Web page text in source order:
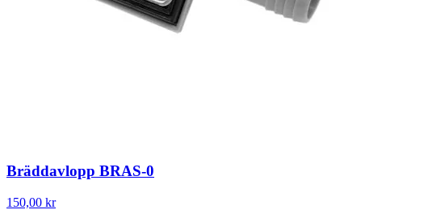
Bräddavlopp BRAS-0
150,00 kr